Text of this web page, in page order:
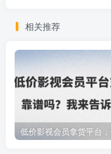
相关推荐